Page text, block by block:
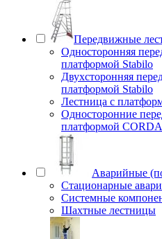
Передвижные
Односторонняя
платформой Stabilo
Двухсторонняя
платформой Stabilo
Лестница с
Односторонние
платформой CORDA
Аварийные
Стационарные
Системные
Шахтные лестницы